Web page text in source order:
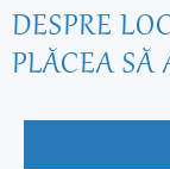
DESPRE
PLĂCEA SĂ